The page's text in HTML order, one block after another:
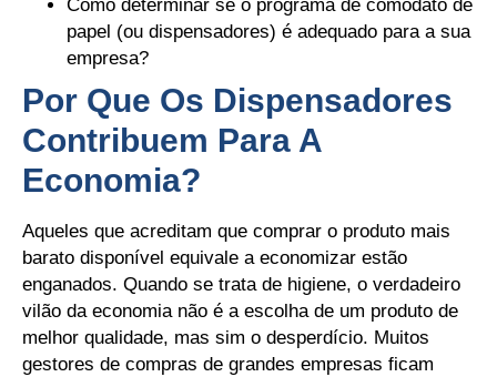
Como determinar se o programa de comodato de
papel (ou dispensadores) é adequado para a sua
empresa?
Por Que Os Dispensadores
Contribuem Para A
Economia?
Aqueles que acreditam que comprar o produto mais
barato disponível equivale a economizar estão
enganados. Quando se trata de higiene, o verdadeiro
vilão da economia não é a escolha de um produto de
melhor qualidade, mas sim o desperdício. Muitos
gestores de compras de grandes empresas ficam